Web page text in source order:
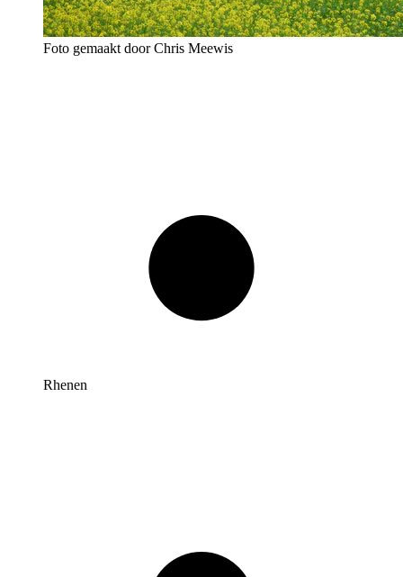
Foto gemaakt door Chris Meewis
Rhenen